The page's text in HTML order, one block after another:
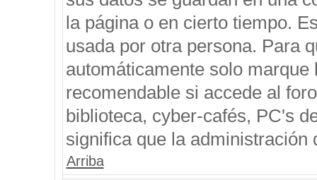
la página o en cierto tiempo.
usada por otra persona. Para
automáticamente solo
recomendable si accede al
biblioteca, cyber-cafés, PC's
significa que la administración
Arriba